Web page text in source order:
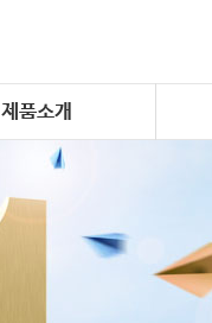
제품소개